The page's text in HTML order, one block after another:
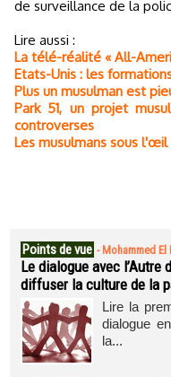
de surveillance de la
Lire aussi :
La télé-réalité « All-
Etats-Unis : les
Plus un musulman est
Park 51, un projet
controverses
Les musulmans sous
Points de vue - Mohammed
Le dialogue avec
diffuser la culture de la
Lire la
dialogue
la...